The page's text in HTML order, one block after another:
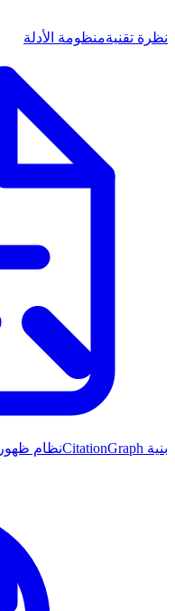
نظرة تقنيةمنظومة الأدلة
بنية CitationGraph نظام ظهور AI